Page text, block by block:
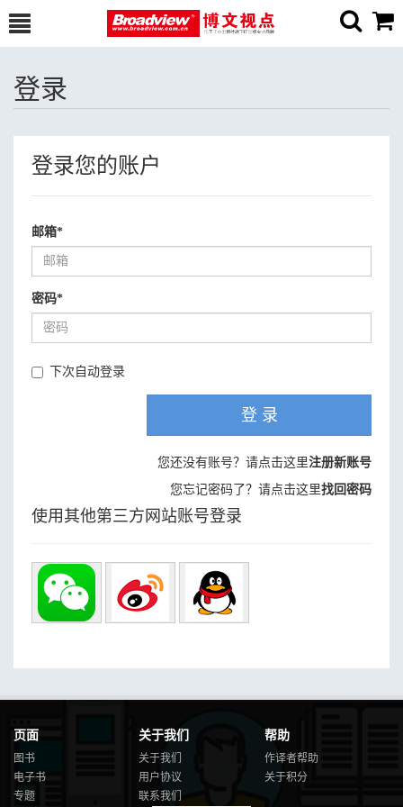
登录
登录您的账户
邮箱*
密码*
下次自动登录
登 录
您还没有账号？请点击这里注册新账号
您忘记密码了？请点击这里找回密码
使用其他第三方网站账号登录
页面
图书
电子书
专题
关于我们
关于我们
用户协议
联系我们
帮助
作译者帮助
关于积分